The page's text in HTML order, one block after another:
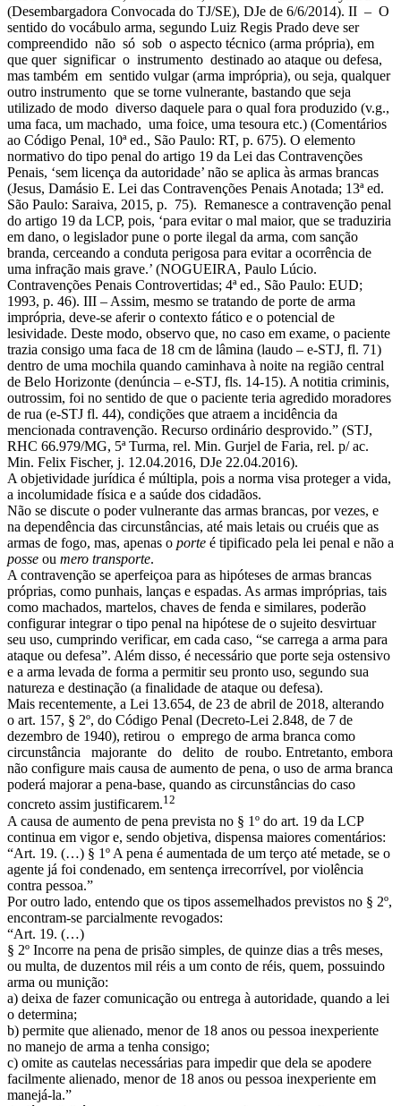
(Desembargadora Convocada do TJ/SE), DJe de 6/6/2014). II – O
sentido do vocábulo arma, segundo Luiz Regis Prado deve ser
compreendido não só sob o aspecto técnico (arma própria), em
que quer significar o instrumento destinado ao ataque ou defesa,
mas também em sentido vulgar (arma imprópria), ou seja, qualquer
outro instrumento que se torne vulnerante, bastando que seja
utilizado de modo diverso daquele para o qual fora produzido (v.g.,
uma faca, um machado, uma foice, uma tesoura etc.) (Comentários
ao Código Penal, 10ª ed., São Paulo: RT, p. 675). O elemento
normativo do tipo penal do artigo 19 da Lei das Contravenções
Penais, ‘sem licença da autoridade’ não se aplica às armas brancas
(Jesus, Damásio E. Lei das Contravenções Penais Anotada; 13ª ed.
São Paulo: Saraiva, 2015, p. 75). Remanesce a contravenção penal
do artigo 19 da LCP, pois, ‘para evitar o mal maior, que se traduziria
em dano, o legislador pune o porte ilegal da arma, com sanção
branda, cerceando a conduta perigosa para evitar a ocorrência de
uma infração mais grave.’ (NOGUEIRA, Paulo Lúcio.
Contravenções Penais Controvertidas; 4ª ed., São Paulo: EUD;
1993, p. 46). III – Assim, mesmo se tratando de porte de arma
imprópria, deve-se aferir o contexto fático e o potencial de
lesividade. Deste modo, observo que, no caso em exame, o paciente
trazia consigo uma faca de 18 cm de lâmina (laudo – e-STJ, fl. 71)
dentro de uma mochila quando caminhava à noite na região central
de Belo Horizonte (denúncia – e-STJ, fls. 14-15). A notitia criminis,
outrossim, foi no sentido de que o paciente teria agredido moradores
de rua (e-STJ fl. 44), condições que atraem a incidência da
mencionada contravenção. Recurso ordinário desprovido.” (STJ,
RHC 66.979/MG, 5ª Turma, rel. Min. Gurjel de Faria, rel. p/ ac.
Min. Felix Fischer, j. 12.04.2016, DJe 22.04.2016).
A objetividade jurídica é múltipla, pois a norma visa proteger a vida,
a incolumidade física e a saúde dos cidadãos.
Não se discute o poder vulnerante das armas brancas, por vezes, e
na dependência das circunstâncias, até mais letais ou cruéis que as
armas de fogo, mas, apenas o porte é tipificado pela lei penal e não a
posse ou mero transporte.
A contravenção se aperfeiçoa para as hipóteses de armas brancas
próprias, como punhais, lanças e espadas. As armas impróprias, tais
como machados, martelos, chaves de fenda e similares, poderão
configurar integrar o tipo penal na hipótese de o sujeito desvirtuar
seu uso, cumprindo verificar, em cada caso, “se carrega a arma para
ataque ou defesa”. Além disso, é necessário que porte seja ostensivo
e a arma levada de forma a permitir seu pronto uso, segundo sua
natureza e destinação (a finalidade de ataque ou defesa).
Mais recentemente, a Lei 13.654, de 23 de abril de 2018, alterando
o art. 157, § 2º, do Código Penal (Decreto-Lei 2.848, de 7 de
dezembro de 1940), retirou o emprego de arma branca como
circunstância majorante do delito de roubo. Entretanto, embora
não configure mais causa de aumento de pena, o uso de arma branca
poderá majorar a pena-base, quando as circunstâncias do caso
concreto assim justificarem.12
A causa de aumento de pena prevista no § 1º do art. 19 da LCP
continua em vigor e, sendo objetiva, dispensa maiores comentários:
“Art. 19. (…) § 1º A pena é aumentada de um terço até metade, se o
agente já foi condenado, em sentença irrecorrível, por violência
contra pessoa.”
Por outro lado, entendo que os tipos assemelhados previstos no § 2º,
encontram-se parcialmente revogados:
“Art. 19. (…)
§ 2º Incorre na pena de prisão simples, de quinze dias a três meses,
ou multa, de duzentos mil réis a um conto de réis, quem, possuindo
arma ou munição:
a) deixa de fazer comunicação ou entrega à autoridade, quando a lei
o determina;
b) permite que alienado, menor de 18 anos ou pessoa inexperiente
no manejo de arma a tenha consigo;
c) omite as cautelas necessárias para impedir que dela se apodere
facilmente alienado, menor de 18 anos ou pessoa inexperiente em
manejá-la.”